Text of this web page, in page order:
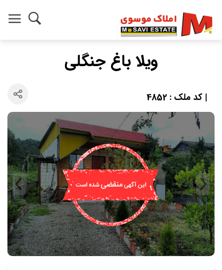
ویلا باغ جنگلی
| کد ملک : 4852